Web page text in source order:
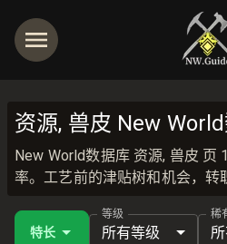
资源, 兽皮 New
New World数据库 资源, 兽皮 页
率。工艺前的津贴树和机会，转
特长
等级
所有等级
稀